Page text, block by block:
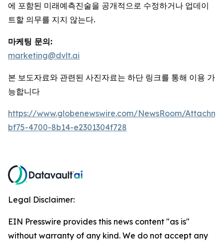
에 포함된 미래예측진술을 공개적으로 수정하거나 업데이
트할 의무를 지지 않는다.
마케팅 문의:
marketing@dvlt.ai
본 보도자료와 관련된 사진자료는 하단 링크를 통해 이용 가
능합니다
https://www.globenewswire.com/NewsRoom/
bf75-4700-8b14-e2301304f728
Legal Disclaimer:
EIN Presswire provides this news content "as is"
without warranty of any kind. We do not accept any